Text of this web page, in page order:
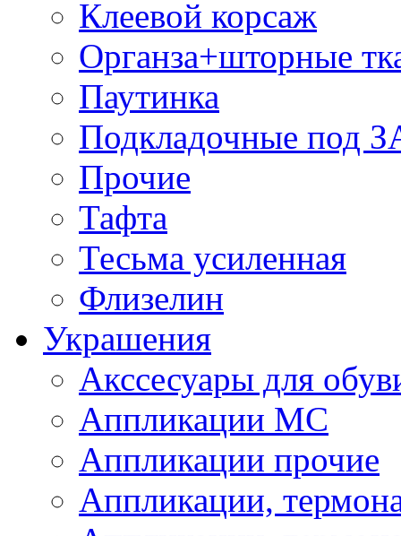
Клеевой корсаж
Органза+шторные
Паутинка
Подкладочные под
Прочие
Тафта
Тесьма усиленная
Флизелин
Украшения
Акссесуары для
Аппликации МС
Аппликации прочие
Аппликации,